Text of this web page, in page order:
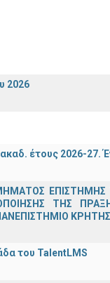
2026
έτους 2026-27.
ΤΗΣ
του TalentLMS